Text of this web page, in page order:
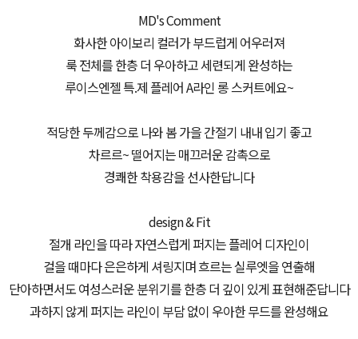
MD's Comment
화사한 아이보리 컬러가 부드럽게 어우러져
룩 전체를 한층 더 우아하고 세련되게 완성하는
루이스엔젤 특.제 플레어 A라인 롱 스커트에요~
적당한 두께감으로 나와 봄 가을 간절기 내내 입기 좋고
차르르~ 떨어지는 매끄러운 감촉으로
경쾌한 착용감을 선사한답니다
design & Fit
절개 라인을 따라 자연스럽게 퍼지는 플레어 디자인이
걸을 때마다 은은하게 셔링지며 흐르는 실루엣을 연출해
단아하면서도 여성스러운 분위기를 한층 더 깊이 있게 표현해준답니다
과하지 않게 퍼지는 라인이 부담 없이 우아한 무드를 완성해요